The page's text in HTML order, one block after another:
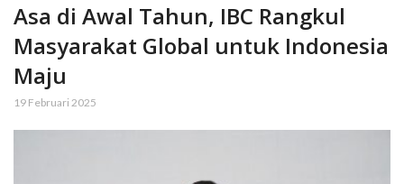
Asa di Awal Tahun, IBC Rangkul
Masyarakat Global untuk Indonesia
Maju
19 Februari 2025